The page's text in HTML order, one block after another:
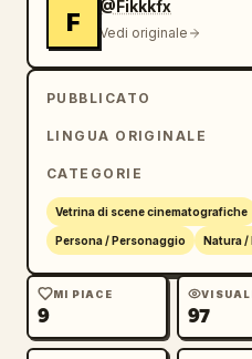
F
@Fikkkfx
Vedi originale
PUBBLICATO
LINGUA ORIGINALE
CATEGORIE
Vetrina di scene cinematografiche
Persona / Personaggio Natura /
MI PIACE
9 97